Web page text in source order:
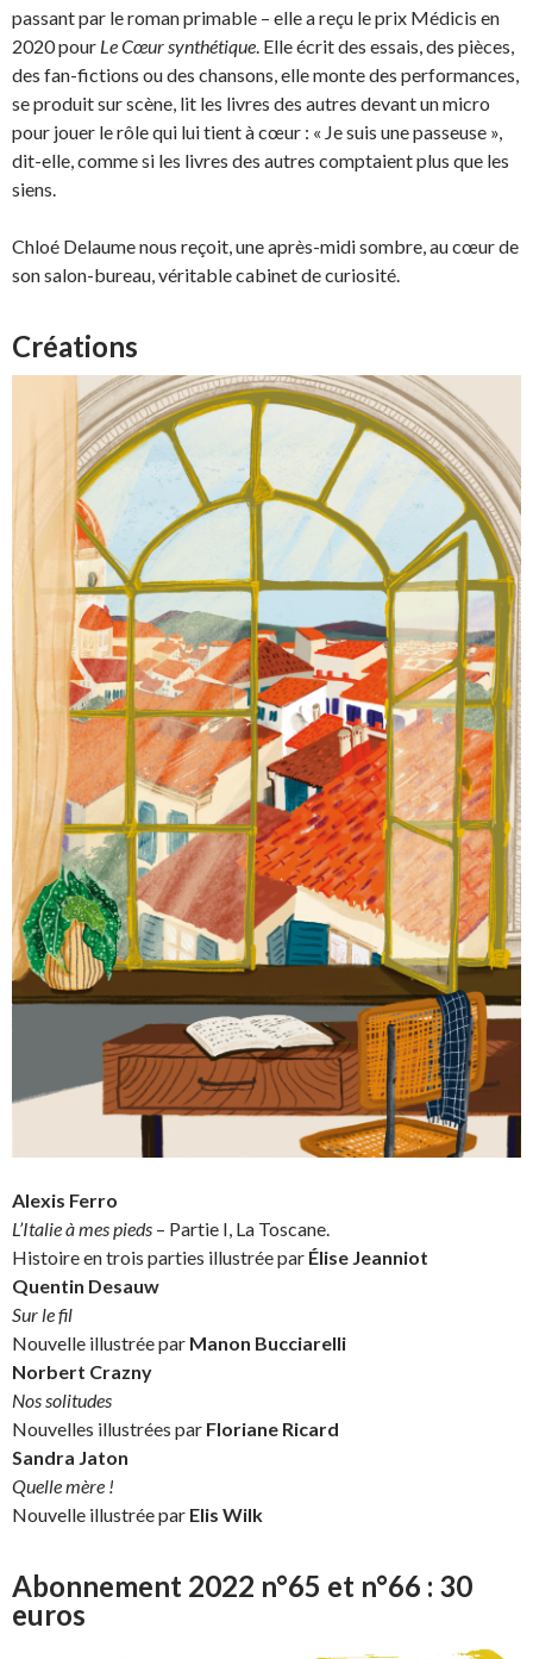
passant par le roman primable – elle a reçu le prix Médicis en
2020 pour Le Cœur synthétique. Elle écrit des essais, des pièces,
des fan-fictions ou des chansons, elle monte des performances,
se produit sur scène, lit les livres des autres devant un micro
pour jouer le rôle qui lui tient à cœur : « Je suis une passeuse »,
dit-elle, comme si les livres des autres comptaient plus que les
siens.
Chloé Delaume nous reçoit, une après-midi sombre, au cœur de
son salon-bureau, véritable cabinet de curiosité.
Créations
Alexis Ferro
L’Italie à mes pieds – Partie I, La Toscane.
Histoire en trois parties illustrée par Élise Jeanniot
Quentin Desauw
Sur le fil
Nouvelle illustrée par Manon Bucciarelli
Norbert Crazny
Nos solitudes
Nouvelles illustrées par Floriane Ricard
Sandra Jaton
Quelle mère !
Nouvelle illustrée par Elis Wilk
Abonnement 2022 n°65 et n°66 : 30
euros